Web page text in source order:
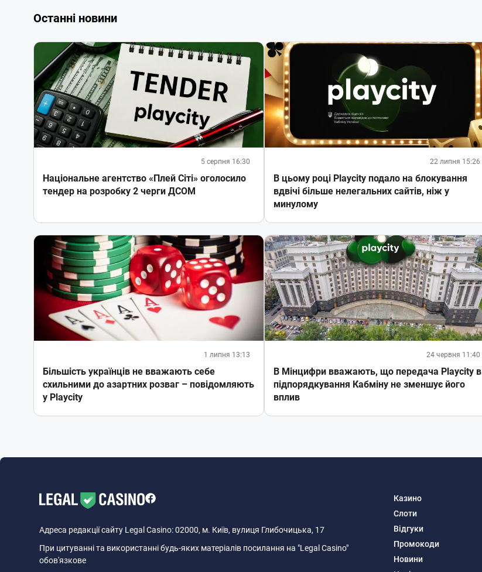
Останні новини
5 серпня 16:30
Національне агентство «Плей Сіті» оголосило
тендер на розробку 2 черги ДСОМ
22 липня 15:26
В цьому році Playcity подало на блокування
вдвічі більше нелегальних сайтів, ніж у
минулому
1 липня 13:13
Більшість українців не вважають себе
схильними до азартних розваг – повідомляють
у Playcity
24 червня 11:40
В Мінцифри вважають, що передача Playcity в
підпорядкування Кабміну не зменшує його
вплив
Адреса редакції сайту Legal Casino: 02000, м. Київ, вулиця Глибочицька, 17
При цитуванні та використанні будь-яких матеріалів посилання на "Legal Casino"
обов'язкове
Казино
Слоти
Відгуки
Промокоди
Новини